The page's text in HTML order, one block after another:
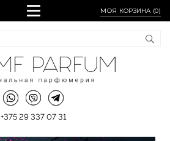
МОЯ КОРЗИНА (0)
+375 29 337 07 31